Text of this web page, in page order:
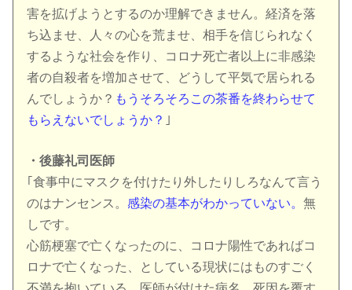
害を拡げようとするのか理解できません。経済を落
ち込ませ、人々の心を荒ませ、相手を信じられなく
するような社会を作り、コロナ死亡者以上に非感染
者の自殺者を増加させて、どうして平気で居られる
んでしょうか？ もうそろそろこの茶番を終わらせて
もらえないでしょうか？ ｣
・後藤礼司医師
｢食事中にマスクを付けたり外したりしろなんて言う
のはナンセンス。感染の基本がわかっていない。無
しです。
心筋梗塞で亡くなったのに、コロナ陽性であればコ
ロナで亡くなった、としている現状にはものすごく